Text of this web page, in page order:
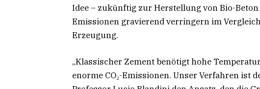
Idee – zukünftig zur Herstellung von Bio-Beton
Emissionen gravierend verringern im
Erzeugung.
„Klassischer Zement benötigt hohe
enorme CO₂-Emissionen. Unser Verfahren ist